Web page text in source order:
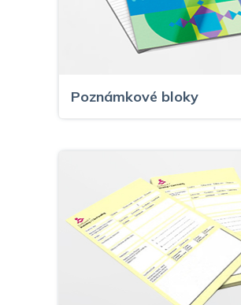
Poznámkové bloky